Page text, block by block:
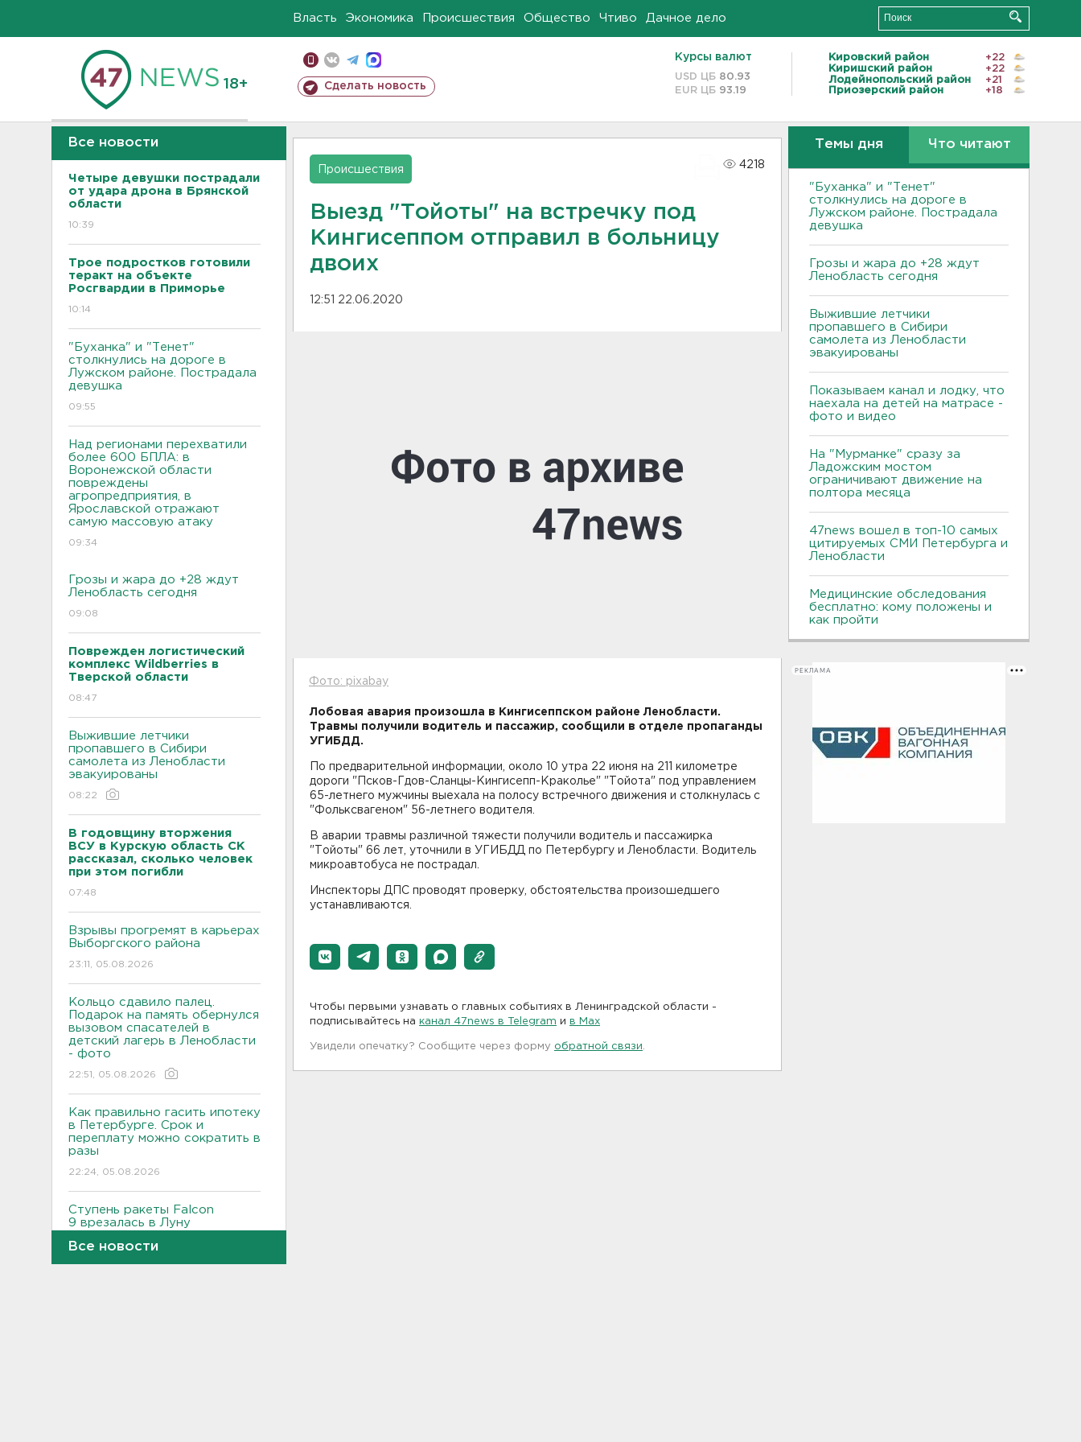
Власть Экономика Происшествия Общество Чтиво Дачное дело
18+ Сделать новость
Курсы валют
USD ЦБ 80.93
EUR ЦБ 93.19
Кировский район
+22
Киришский район
+22
Лодейнопольский район
+21
Приозерский район
+18
Все новости
Четыре девушки пострадали
от удара дрона в Брянской
области
10:39
Трое подростков готовили
теракт на объекте
Росгвардии в Приморье
10:14
"Буханка" и "Тенет"
столкнулись на дороге в
Лужском районе. Пострадала
девушка
09:55
Над регионами перехватили
более 600 БПЛА: в
Воронежской области
повреждены
агропредприятия, в
Ярославской отражают
самую массовую атаку
09:34
Грозы и жара до +28 ждут
Ленобласть сегодня
09:08
Поврежден логистический
комплекс Wildberries в
Тверской области
08:47
Выжившие летчики
пропавшего в Сибири
самолета из Ленобласти
эвакуированы
08:22
В годовщину вторжения
ВСУ в Курскую область СК
рассказал, сколько человек
при этом погибли
07:48
Взрывы прогремят в карьерах
Выборгского района
23:11, 05.08.2026
Кольцо сдавило палец.
Подарок на память обернулся
вызовом спасателей в
детский лагерь в Ленобласти
- фото
22:51, 05.08.2026
Как правильно гасить ипотеку
в Петербурге. Срок и
переплату можно сократить в
разы
22:24, 05.08.2026
Ступень ракеты Falcon
9 врезалась в Луну
21:58, 05.08.2026
Все новости
Происшествия
4218
Выезд "Тойоты" на встречку под
Кингисеппом отправил в больницу
двоих
12:51 22.06.2020
Фото: pixabay
Лобовая авария произошла в Кингисеппском районе Ленобласти.
Травмы получили водитель и пассажир, сообщили в отделе пропаганды
УГИБДД.
По предварительной информации, около 10 утра 22 июня на 211 километре
дороги "Псков-Гдов-Сланцы-Кингисепп-Краколье" "Тойота" под управлением
65-летнего мужчины выехала на полосу встречного движения и столкнулась с
"Фольксвагеном" 56-летнего водителя.
В аварии травмы различной тяжести получили водитель и пассажирка
"Тойоты" 66 лет, уточнили в УГИБДД по Петербургу и Ленобласти. Водитель
микроавтобуса не пострадал.
Инспекторы ДПС проводят проверку, обстоятельства произошедшего
устанавливаются.
Чтобы первыми узнавать о главных событиях в Ленинградской области -
подписывайтесь на канал 47news в Telegram и в Maх
Увидели опечатку? Сообщите через форму обратной связи
Темы дня Что читают
"Буханка" и "Тенет"
столкнулись на дороге в
Лужском районе. Пострадала
девушка
Грозы и жара до +28 ждут
Ленобласть сегодня
Выжившие летчики
пропавшего в Сибири
самолета из Ленобласти
эвакуированы
Показываем канал и лодку, что
наехала на детей на матрасе -
фото и видео
На "Мурманке" сразу за
Ладожским мостом
ограничивают движение на
полтора месяца
47news вошел в топ-10 самых
цитируемых СМИ Петербурга и
Ленобласти
Медицинские обследования
бесплатно: кому положены и
как пройти
РЕКЛАМА